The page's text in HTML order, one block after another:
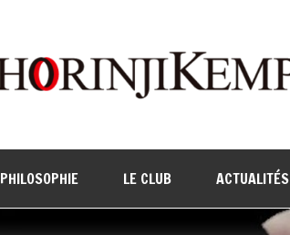
PHILOSOPHIE LE CLUB ACTUALITÉS